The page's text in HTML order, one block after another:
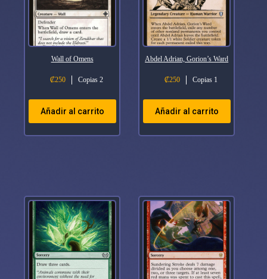
Wall of Omens
₡250 Copias 2
Añadir al carrito
Abdel Adrian, Gorion’s Ward
₡250 Copias 1
Añadir al carrito